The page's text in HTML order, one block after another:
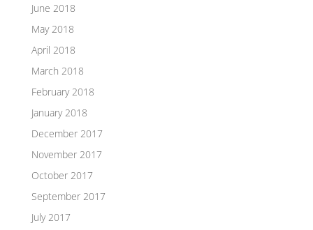
June 2018
May 2018
April 2018
March 2018
February 2018
January 2018
December 2017
November 2017
October 2017
September 2017
July 2017